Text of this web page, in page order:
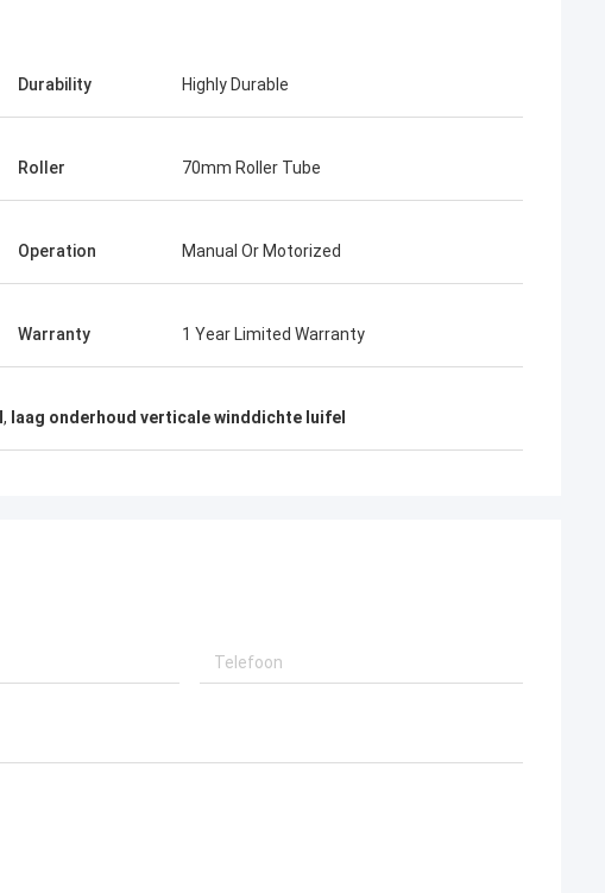
Durability Highly Durable
Roller 70mm Roller Tube
Operation Manual Or Motorized
Warranty 1 Year Limited Warranty
, laag onderhoud verticale winddichte luifel